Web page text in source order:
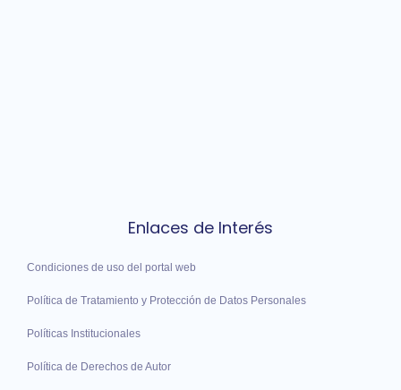
Enlaces de Interés
Condiciones de uso del portal web
Política de Tratamiento y Protección de Datos Personales
Políticas Institucionales
Política de Derechos de Autor